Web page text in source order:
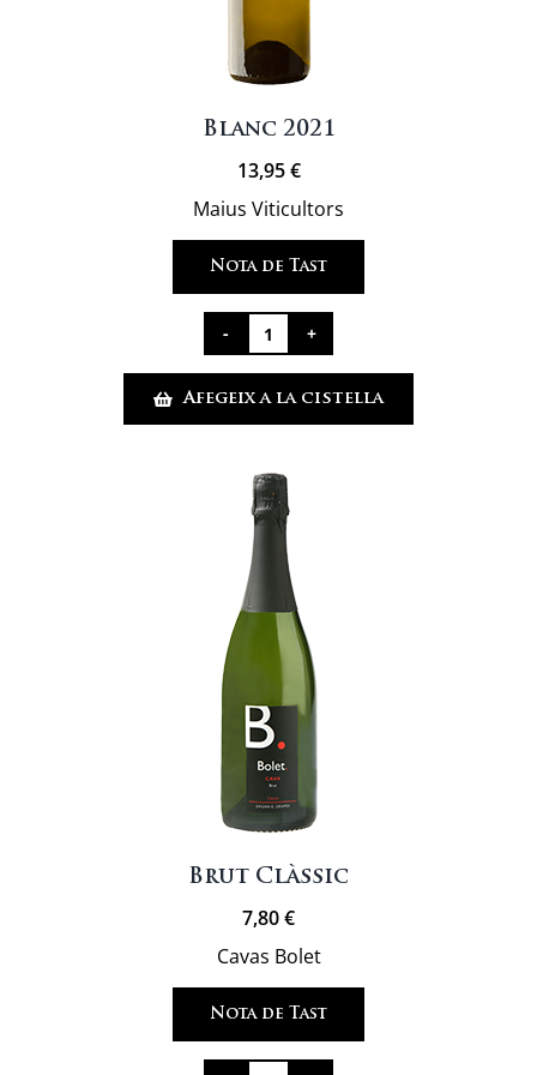
Blanc 2021
13,95€
Maius Viticultors
Nota de Tast
quantitat
de
Blanc
Afegeix a la cistella
Brut Clàssic
7,80€
Cavas Bolet
Nota de Tast